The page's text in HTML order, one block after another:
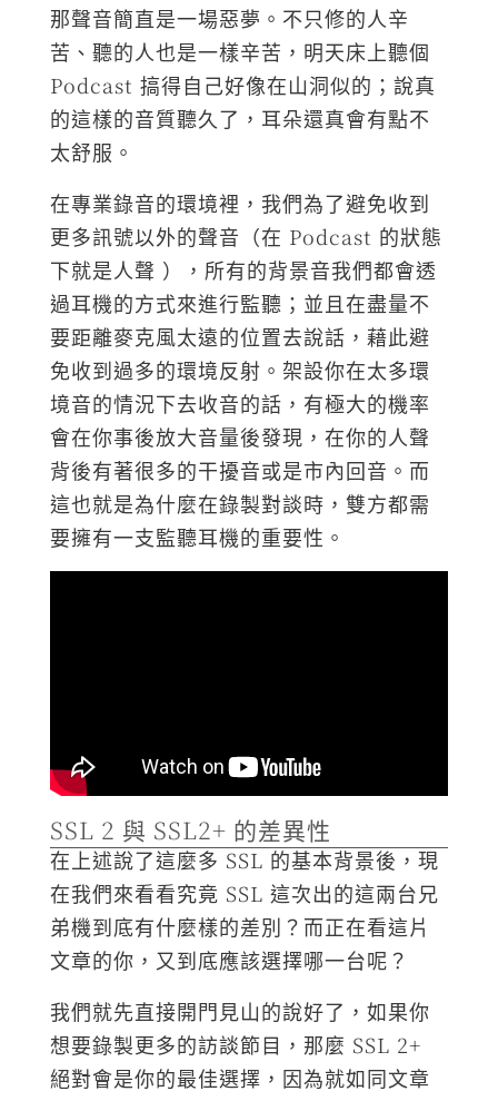
那聲音簡直是一場惡夢。不只修的人辛
苦、聽的人也是一樣辛苦，明天床上聽個
Podcast 搞得自己好像在山洞似的；說真
的這樣的音質聽久了，耳朵還真會有點不
太舒服。
在專業錄音的環境裡，我們為了避免收到
更多訊號以外的聲音（在 Podcast 的狀態
下就是人聲 ），所有的背景音我們都會透
過耳機的方式來進行監聽；並且在盡量不
要距離麥克風太遠的位置去說話，藉此避
免收到過多的環境反射。架設你在太多環
境音的情況下去收音的話，有極大的機率
會在你事後放大音量後發現，在你的人聲
背後有著很多的干擾音或是市內回音。而
這也就是為什麼在錄製對談時，雙方都需
要擁有一支監聽耳機的重要性。
SSL 2 與 SSL2+ 的差異性
在上述說了這麼多 SSL 的基本背景後，現
在我們來看看究竟 SSL 這次出的這兩台兄
弟機到底有什麼樣的差別？而正在看這片
文章的你，又到底應該選擇哪一台呢？
我們就先直接開門見山的說好了，如果你
想要錄製更多的訪談節目，那麼 SSL 2+
絕對會是你的最佳選擇，因為就如同文章